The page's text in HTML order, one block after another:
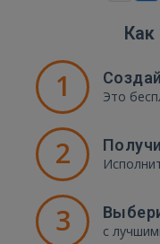
Как
1 Это
2
3 с